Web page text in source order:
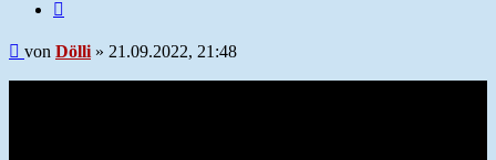
Beitrag
von Dölli » 21.09.2022, 21:48